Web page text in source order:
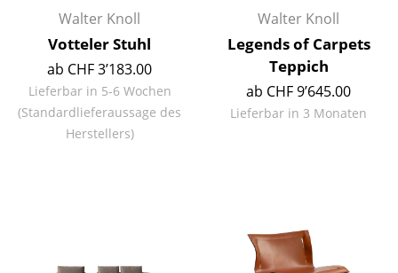
Bücherregale
Wandregale
Sideboards & Kommoden
TV Möbel
Walter Knoll
Votteler Stuhl
ab CHF 3’183.00
Lieferbar in 5-6 Wochen
(Standardlieferaussage des
Herstellers)
Walter Knoll
Legends of Carpets
Teppich
ab CHF 9’645.00
Lieferbar in 3 Monaten